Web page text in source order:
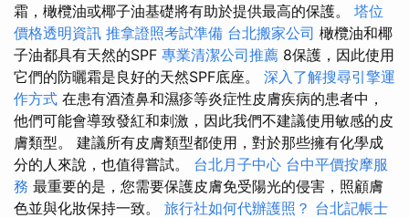
霜，橄欖油或椰子油基礎將有助於提供最高的保護。 塔位
價格透明資訊 推拿證照考試準備 台北搬家公司 橄欖油和椰
子油都具有天然的SPF 專業清潔公司推薦 8保護，因此使用
它們的防曬霜是良好的天然SPF底座。 深入了解搜尋引擎運
作方式 在患有酒渣鼻和濕疹等炎症性皮膚疾病的患者中，
他們可能會導致發紅和刺激，因此我們不建議使用敏感的皮
膚類型。 建議所有皮膚類型都使用，對於那些擁有化學成
分的人來說，也值得嘗試。 台北月子中心 台中平價按摩服
務 最重要的是，您需要保護皮膚免受陽光的侵害，照顧膚
色並與化妝保持一致。 旅行社如何代辦護照？ 台北記帳士